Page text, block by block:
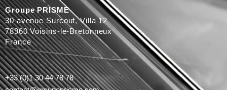
Groupe PRISME
30 avenue Surcouf, Villa 12
78960 Voisins-le-Bretonneux
France
+33 (0)1 30 44 78 78